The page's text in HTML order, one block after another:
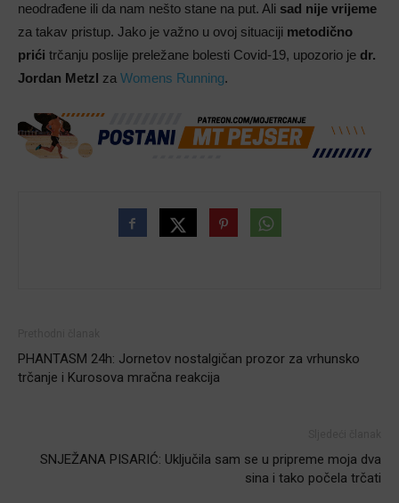
neodrađene ili da nam nešto stane na put. Ali sad nije vrijeme
za takav pristup. Jako je važno u ovoj situaciji metodično
prići trčanju poslije preležane bolesti Covid-19, upozorio je dr.
Jordan Metzl za Womens Running.
PHANTASM 24h: Jornetov nostalgičan prozor za vrhunsko
trčanje i Kurosova mračna reakcija
SNJEŽANA PISARIĆ: Uključila sam se u pripreme moja dva
sina i tako počela trčati